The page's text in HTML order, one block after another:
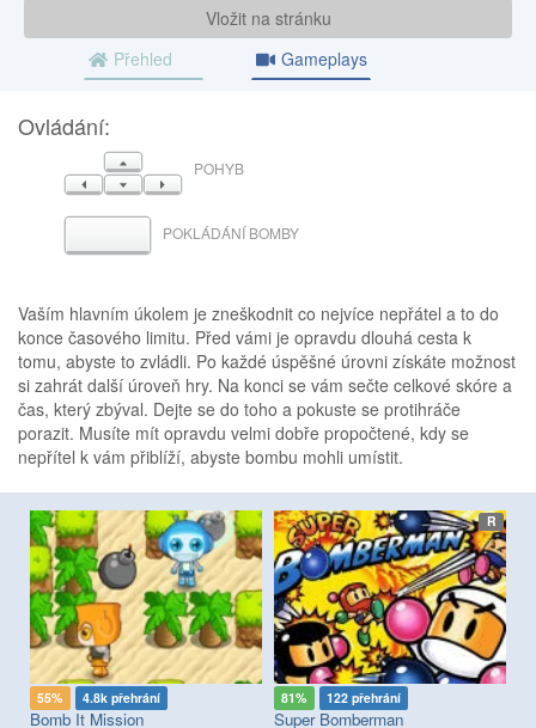
Vložit na stránku
Přehled
Gameplays
Ovládání:
NAHORU
VLEVODOLŮVPRAVO
POHYB
MEZERNÍKPOKLÁDÁNÍ BOMBY
Vaším hlavním úkolem je zneškodnit co nejvíce nepřátel a to do
konce časového limitu. Před vámi je opravdu dlouhá cesta k
tomu, abyste to zvládli. Po každé úspěšné úrovni získáte možnost
si zahrát další úroveň hry. Na konci se vám sečte celkové skóre a
čas, který zbýval. Dejte se do toho a pokuste se protihráče
porazit. Musíte mít opravdu velmi dobře propočtené, kdy se
nepřítel k vám přiblíží, abyste bombu mohli umístit.
55% 4.8k přehrání
Bomb It Mission
Retro
81% 122 přehrání
Super Bomberman